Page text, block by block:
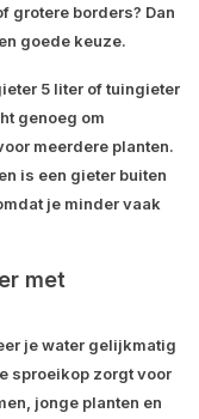
grotere borders? Dan
goede keuze.
5 liter of tuingieter
genoeg om
meerdere planten.
is een gieter buiten
je minder vaak
met
je water gelijkmatig
sproeikop zorgt voor
jonge planten en